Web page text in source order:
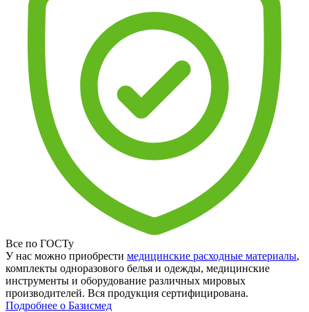
Все по ГОСТу
У нас можно приобрести медицинские расходные материалы,
комплекты одноразового белья и одежды, медицинские
инструменты и оборудование различных мировых
производителей. Вся продукция сертифицирована.
Подробнее о Базисмед